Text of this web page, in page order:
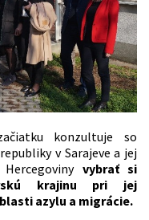
konzultuje so
v Sarajeve a jej
vybrať si
krajinu pri jej
azylu a migrácie.